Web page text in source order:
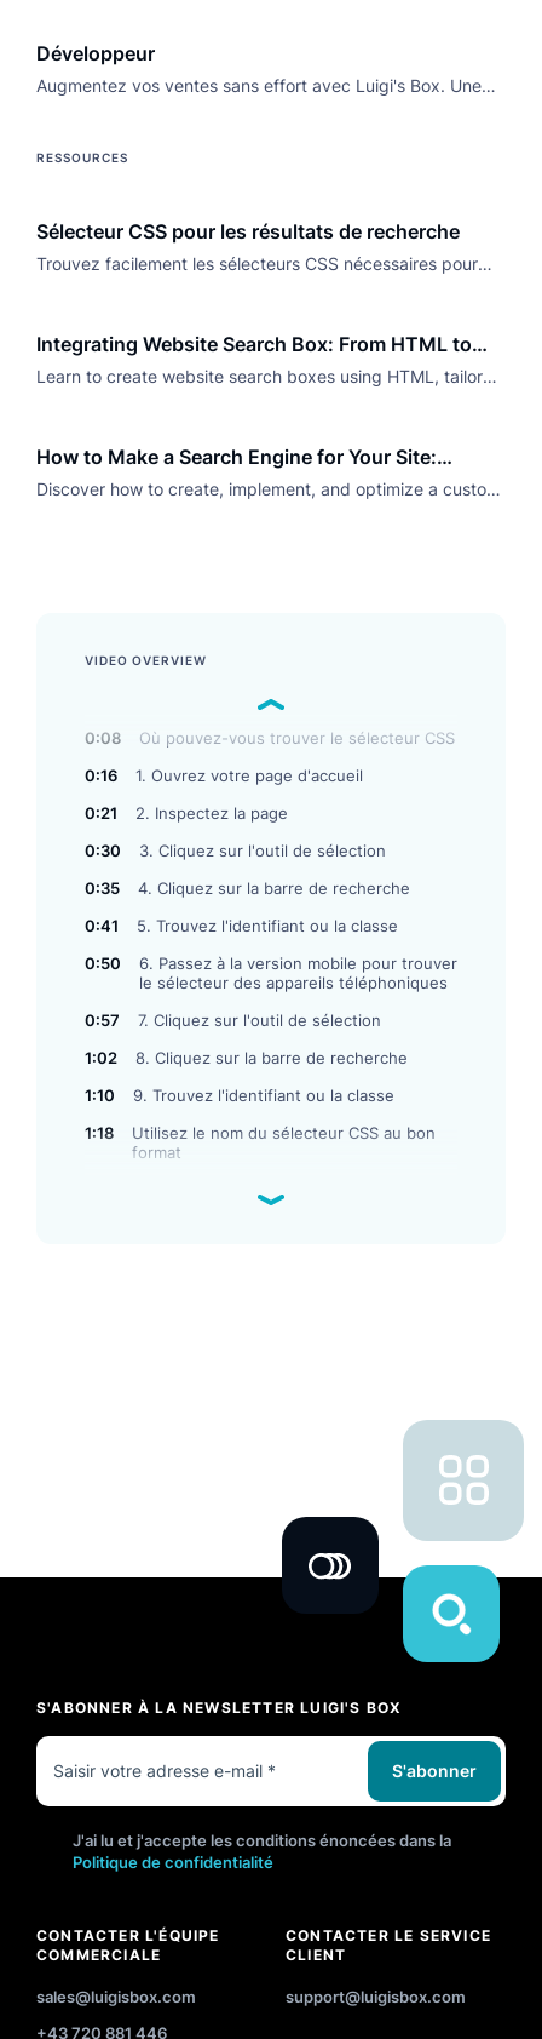
Développeur
Augmentez vos ventes sans effort avec Luigi's Box. Une
RESSOURCES
Sélecteur CSS pour les résultats de recherche
Trouvez facilement les sélecteurs CSS nécessaires pour
Integrating Website Search Box: From HTML to
Ready-Made Solutions
Learn to create website search boxes using HTML, tailor
How to Make a Search Engine for Your Site:
Optimize for Success
Discover how to create, implement, and optimize a custom
VIDEO OVERVIEW
0:08
Où pouvez-vous trouver le sélecteur CSS
0:16
1. Ouvrez votre page d'accueil
0:21
2. Inspectez la page
0:30
3. Cliquez sur l'outil de sélection
0:35
4. Cliquez sur la barre de recherche
0:41
5. Trouvez l'identifiant ou la classe
0:50
6. Passez à la version mobile pour trouver
le sélecteur des appareils téléphoniques
0:57
7. Cliquez sur l'outil de sélection
1:02
8. Cliquez sur la barre de recherche
1:10
9. Trouvez l'identifiant ou la classe
1:18
Utilisez le nom du sélecteur CSS au bon
format
S'ABONNER À LA NEWSLETTER LUIGI'S BOX
S'abonner
J'ai lu et j'accepte les conditions énoncées dans la
Politique de confidentialité
CONTACTER L'ÉQUIPE
COMMERCIALE
sales@luigisbox.com
+43 720 881 446
CONTACTER LE SERVICE
CLIENT
support@luigisbox.com